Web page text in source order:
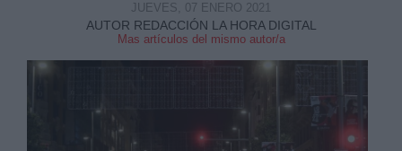
AUTOR REDACCIÓN LA HORA DIGITAL
Mas artículos del mismo autor/a
JUEVES, 07 ENERO 2021